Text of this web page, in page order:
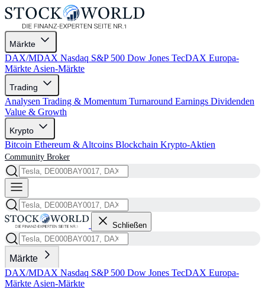
Märkte
DAX/MDAX Nasdaq S&P 500 Dow Jones TecDAX Europa-
Märkte Asien-Märkte
Trading
Analysen Trading & Momentum Turnaround Earnings Dividenden
Value & Growth
Krypto
Bitcoin Ethereum & Altcoins Blockchain Krypto-Aktien
Community Broker
Schließen
Märkte
DAX/MDAX Nasdaq S&P 500 Dow Jones TecDAX Europa-
Märkte Asien-Märkte